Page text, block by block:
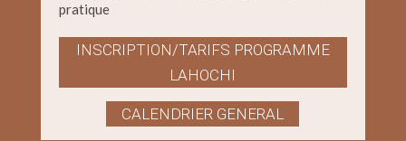
pratique
INSCRIPTION/TARIFS PROGRAMME
LAHOCHI
CALENDRIER GENERAL